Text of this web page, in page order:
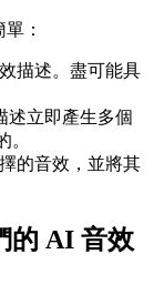
：
描述。盡可能具
述立即產生多個
。
的音效，並將其
的 AI 音效